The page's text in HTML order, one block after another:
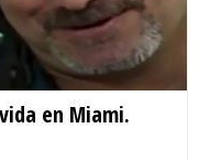
en Miami.